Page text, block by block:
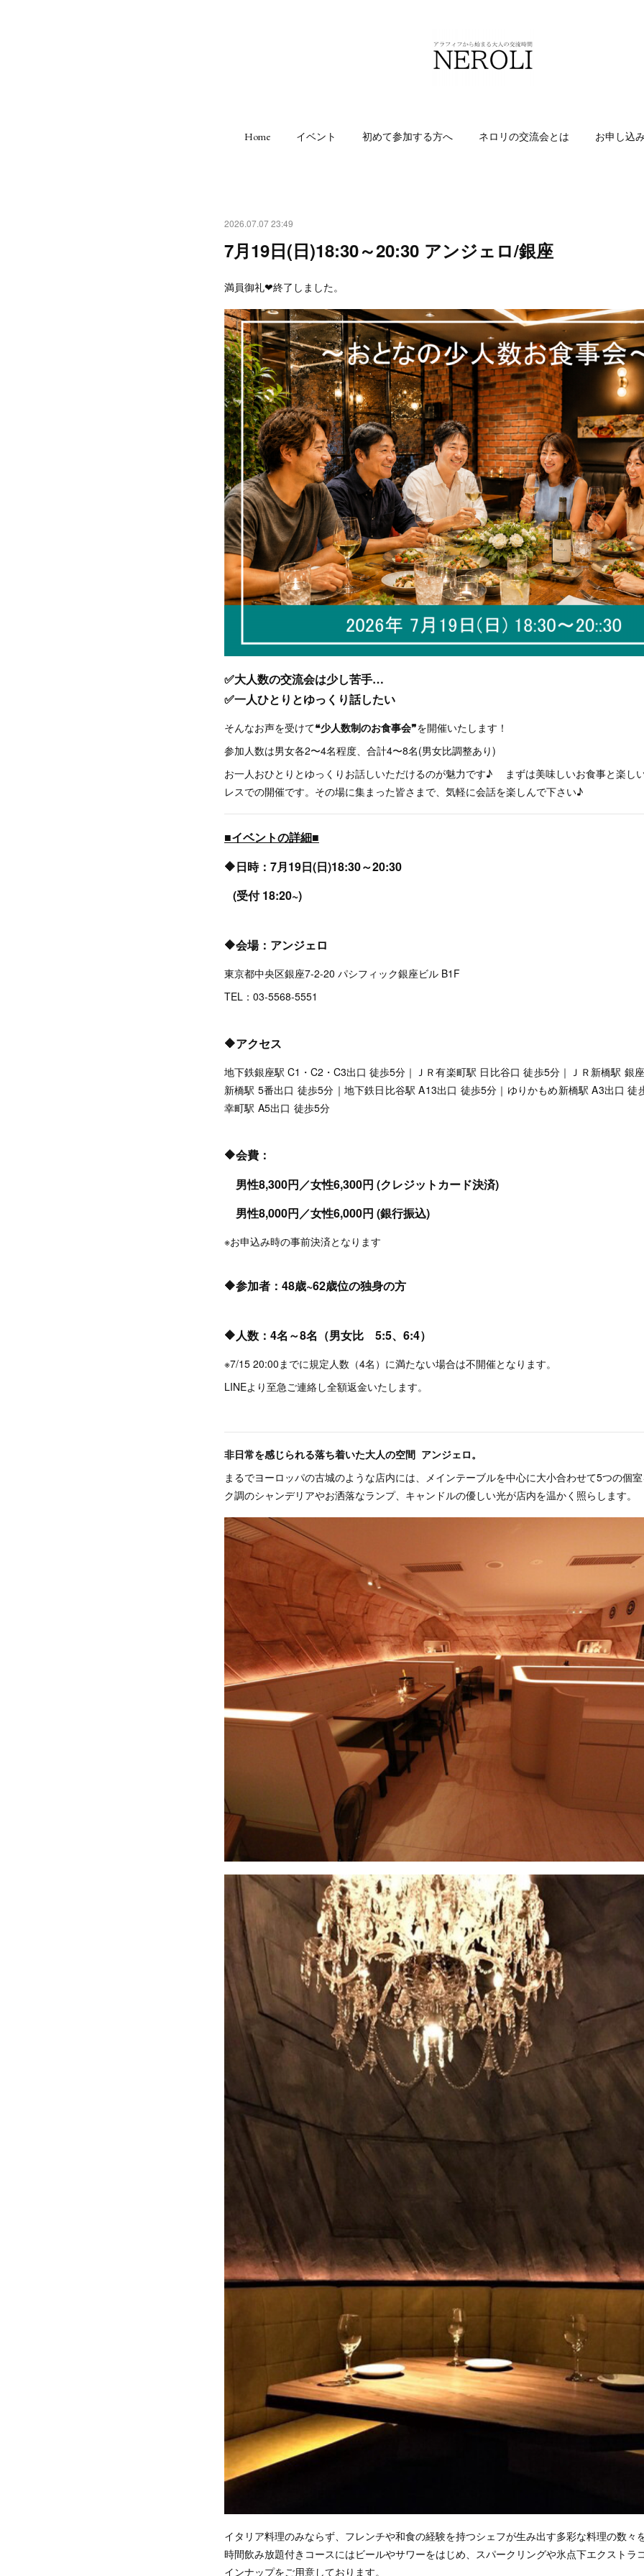
Home イベント 初めて参加する方へ ネロリの交流会とは お申し込
2026.07.07 23:49
7月19日(日)18:30～20:30 アンジェロ/銀座
満員御礼❤終了しました。
✅大人数の交流会は少し苦手…
✅一人ひとりとゆっくり話したい
そんなお声を受けて❝少人数制のお食事会❞を開催いたします！
参加人数は男女各2〜4名程度、合計4〜8名(男女比調整あり)
お一人おひとりとゆっくりお話しいただけるのが魅力です♪ まずは美味しいお食事と楽し
レスでの開催です。その場に集まった皆さまで、気軽に会話を楽しんで下さい♪
■イベントの詳細■
🔶日時：7月19日(日)18:30～20:30
(受付 18:20~)
🔶会場：アンジェロ
東京都中央区銀座7-2-20 パシフィック銀座ビル B1F
TEL：03-5568-5551
🔶アクセス
地下鉄銀座駅 C1・C2・C3出口 徒歩5分｜ ＪＲ有楽町駅 日比谷口 徒歩5分｜ ＪＲ新橋駅 銀
新橋駅 5番出口 徒歩5分｜ 地下鉄日比谷駅 A13出口 徒歩5分｜ ゆりかもめ新橋駅 A3出口 徒
幸町駅 A5出口 徒歩5分
🔶会費：
男性8,300円／女性6,300円 (クレジットカード決済)
男性8,000円／女性6,000円 (銀行振込)
※お申込み時の事前決済となります
🔶参加者：48歳~62歳位の独身の方
🔶人数：4名～8名（男女比 5:5、6:4）
※7/15 20:00までに規定人数（4名）に満たない場合は不開催となります。
LINEより至急ご連絡し全額返金いたします。
非日常を感じられる落ち着いた大人の空間 アンジェロ。
まるでヨーロッパの古城のような店内には、メインテーブルを中心に大小合わせて5つの個
ク調のシャンデリアやお洒落なランプ、キャンドルの優しい光が店内を温かく照らします。
イタリア料理のみならず、フレンチや和食の経験を持つシェフが生み出す多彩な料理の数々
時間飲み放題付きコースにはビールやサワーをはじめ、スパークリングや氷点下エクストラ
インナップをご用意しております。